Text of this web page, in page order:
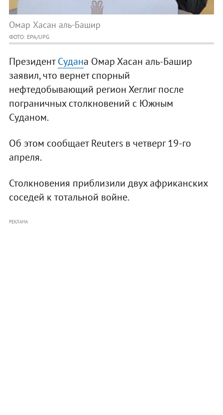
Омар Хасан аль-Башир
ФОТО: EPA/UPG
ПрезидентСудана Омар Хасан аль-Башир
заявил, что вернет спорный
нефтедобывающий регион Хеглиг после
пограничных столкновений с Южным
Суданом.
Об этом сообщает Reuters в четверг 19-го
апреля.
Столкновения приблизили двух африканских
соседей к тотальной войне.
РЕКЛАМА